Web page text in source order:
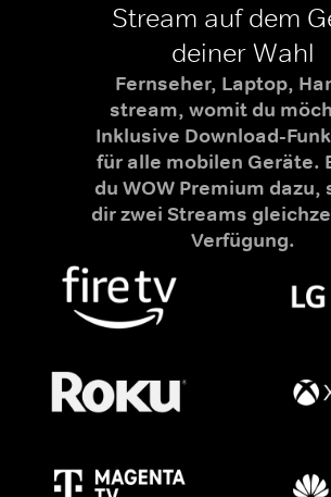
Stream auf dem
deiner Wahl
Fernseher, Laptop,
stream, womit du
Inklusive Download-
für alle mobilen Geräte.
du WOW Premium dazu,
dir zwei Streams
Verfügung.